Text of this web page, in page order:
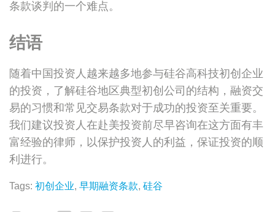
条款谈判的一个难点。
结语
随着中国投资人越来越多地参与硅谷高科技初创企业
的投资，了解硅谷地区典型初创公司的结构，融资交
易的习惯和常见交易条款对于成功的投资至关重要。
我们建议投资人在赴美投资前尽早咨询在这方面有丰
富经验的律师，以保护投资人的利益，保证投资的顺
利进行。
Tags: 初创企业, 早期融资条款, 硅谷